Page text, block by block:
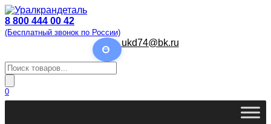
Перейти
к
содержанию
8 800 444 00 42
(Бесплатный звонок по России)
ukd74@bk.ru
Поиск
товаров
0